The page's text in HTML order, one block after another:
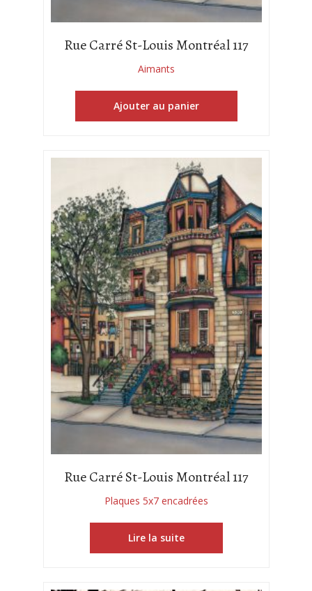
Rue Carré St-Louis Montréal 117
Aimants
Ajouter au panier
Rue Carré St-Louis Montréal 117
Plaques 5x7 encadrées
Lire la suite